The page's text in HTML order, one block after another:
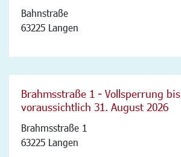
Bahnstraße
63225 Langen
Brahmsstraße 1 - Vollsperrung bis
voraussichtlich 31. August 2026
Brahmsstraße 1
63225 Langen